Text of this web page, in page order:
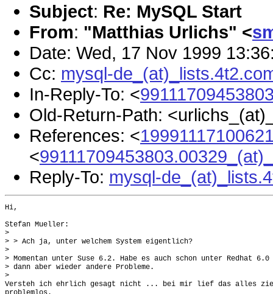
Subject: Re: MySQL Start
From: "Matthias Urlichs" <
Date: Wed, 17 Nov 1999
Cc: mysql-
In-Reply-To: <
Old-Return-Path:
References: <
<
Reply-To: mysql-
Hi,
Stefan Mueller:
>
> > Ach ja, unter welchem System eigentlich?
>
> Momentan unter Suse 6.2. Habe es auch schon unter Redhat
> dann aber wieder andere Probleme.
>
Versteh ich ehrlich gesagt nicht ... bei mir lief das alles